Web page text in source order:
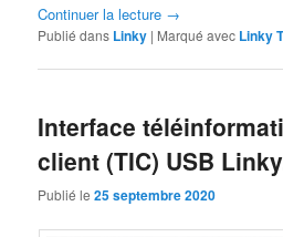
Continuer la lecture →
Publié dans Linky | Marqué avec Linky
Interface
client (TIC) USB
Publié le25 septembre 2020